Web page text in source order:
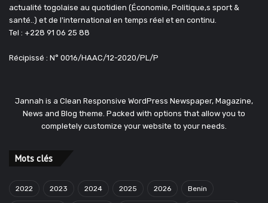
actualité togolaise au quotidien (Économie, Politique,s sport &
santé..) et de l'international en temps réel et en continu.
Tel : +228 91 06 25 88
Récipissé : N° 0016/HAAC/12-2020/PL/P
Jannah is a Clean Responsive WordPress Newspaper, Magazine,
News and Blog theme. Packed with options that allow you to
completely customize your website to your needs.
Mots clés
2022 2023 2024 2025 2026 Benin